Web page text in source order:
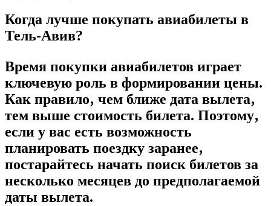
Когда лучше покупать авиабилеты в
Тель-Авив?
Время покупки авиабилетов играет
ключевую роль в формировании цены.
Как правило‚ чем ближе дата вылета‚
тем выше стоимость билета. Поэтому‚
если у вас есть возможность
планировать поездку заранее‚
постарайтесь начать поиск билетов за
несколько месяцев до предполагаемой
даты вылета.